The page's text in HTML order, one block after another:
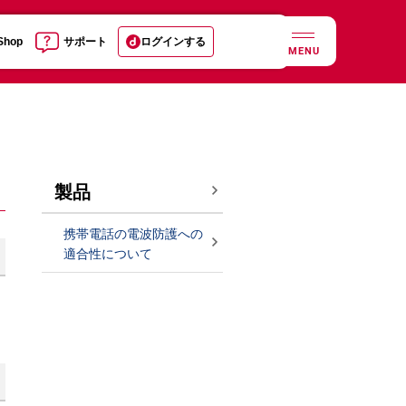
サポート ログインする
MENU
製品
携帯電話の電波防護への
適合性について